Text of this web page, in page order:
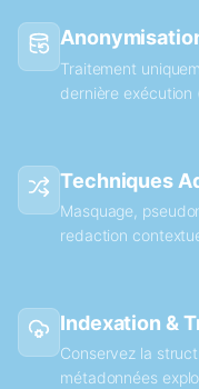
Traitement
dernière exécution
Techniques
Masquage,
redaction
Indexation &
Conservez la
métadonnées